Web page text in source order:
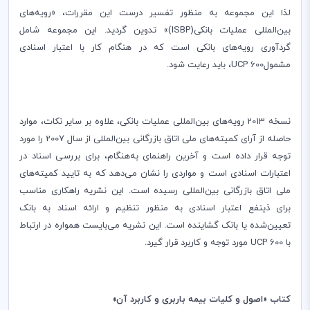
لذا این مجموعه به منظور تفسیر درست این مقررات، «رویه‌های
بین‌المللی عملیات بانکی(ISBP)» تدوین گرديد. اين مجموعه شامل
گردآوری رویه‌های بانکی است که در هنگام کار با اعتبار اسنادی
مشمولUCP 600، باید رعایت شود.
نسخه 2013 رویه‌های بین‌المللی عملیات بانکی، علاوه بر سایر نکات، موارد
حاصله از آرای کمیته‌های ملی اتاق بازرگانی بین‌المللی از سال 2007 را مورد
توجه قرار داده است و آخرین راهنمای به‌هنگام، برای بررسی اسناد در
اعتبارات اسنادی است و مواردی را نشان می‌‌دهد که به تایید کمیته‌های
ملی اتاق بازرگانی بین‌المللی رسیده است. این نشریه راهکاری مناسب
برای ذینفع اعتبار اسنادی به منظور تنظیم و ارائه اسناد به بانک
تعیین‌شده یا بانک گشاینده است. این نشریه می‌‌بایست همواره در ارتباط
با UCP 600 مورد توجه و کاربرد قرار گیرد.
کتاب «اصول و کلیات بیمه باربری و کاربرد آن»